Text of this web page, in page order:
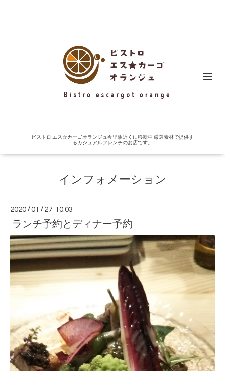
ビストロ エス☆カーゴオランジュ今里駅近くに移転中 厳選素材で提供す
るカジュアルフレンチのお店です。
インフォメーション
2020 /01 / 27 10:03
ランチ予約とディナー予約